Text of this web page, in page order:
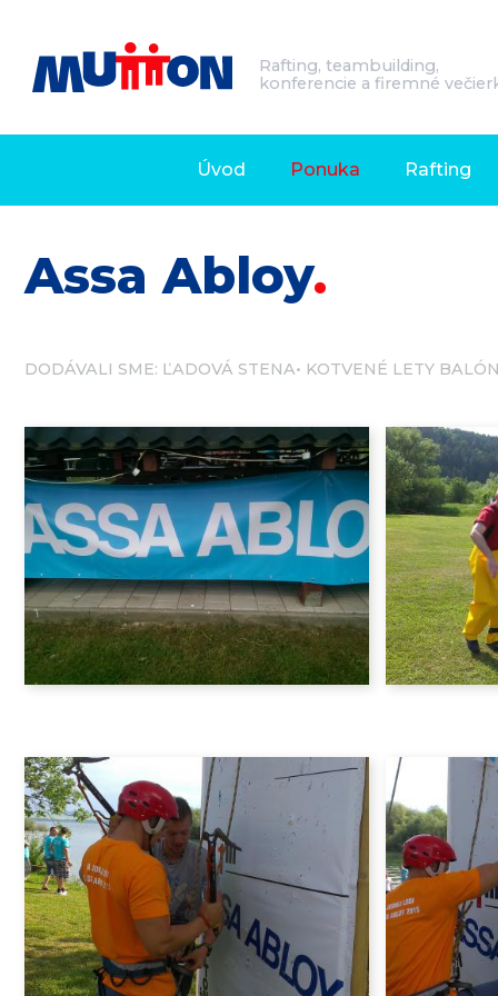
Rafting, teambuilding,
konferencie a firemné
Úvod Ponuka Rafting
Assa Abloy
DODÁVALI SME: ĽADOVÁ STENA KOTVENÉ LETY